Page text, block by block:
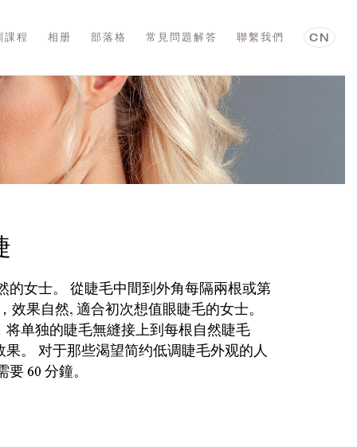
課程 相册 部落格 常見問題解答 聯繫我們 CN
的女士。 從睫毛中間到外角每隔兩根或第
效果自然, 適合初次想值眼睫毛的女士。
单独的睫毛無縫接上到每根自然睫毛
。 对于那些渴望简约低调睫毛外观的人
60 分鐘。